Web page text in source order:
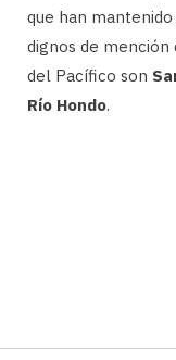
que han
dignos de mención
del Pacífico son
Río Hondo.